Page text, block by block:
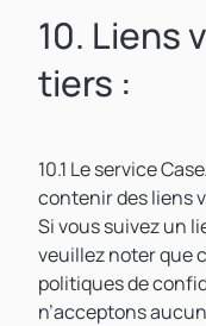
10. Liens
tiers :
10.1 Le service
contenir des liens
Si vous suivez un
veuillez noter que
politiques de
n’acceptons